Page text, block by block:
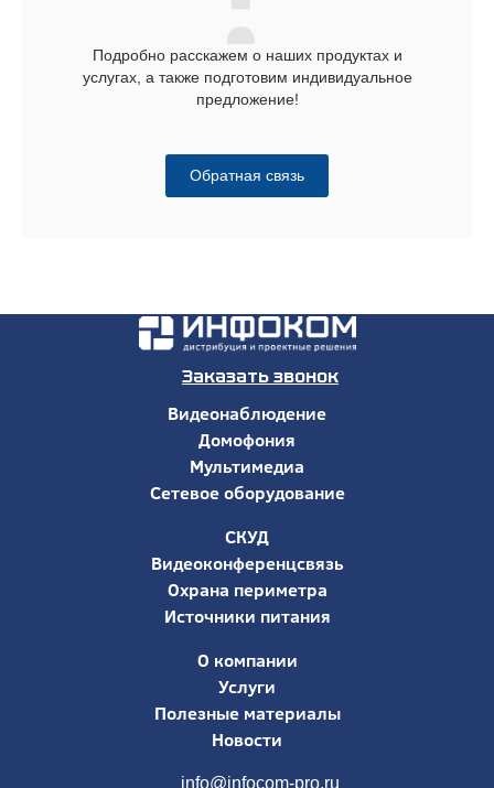
Подробно расскажем о наших продуктах и
услугах, а также подготовим индивидуальное
предложение!
Обратная связь
Заказать звонок
Видеонаблюдение
Домофония
Мультимедиа
Сетевое оборудование
СКУД
Видеоконференцсвязь
Охрана периметра
Источники питания
О компании
Услуги
Полезные материалы
Новости
info@infocom-pro.ru